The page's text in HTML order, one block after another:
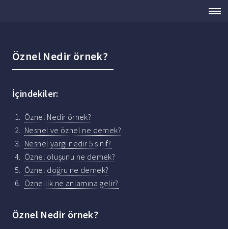
Öznel Nedir örnek?
İçindekiler:
Öznel Nedir örnek?
Nesnel ve öznel ne demek?
Nesnel yargı nedir 5 sınıf?
Öznel oluşunu ne demek?
Öznel doğru ne demek?
Öznellik ne anlamına gelir?
Öznel Nedir örnek?